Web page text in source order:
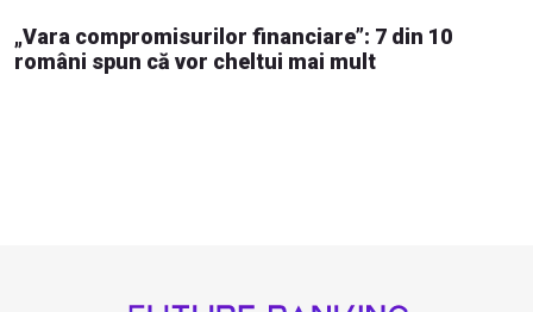
„Vara compromisurilor financiare”: 7 din 10
români spun că vor cheltui mai mult